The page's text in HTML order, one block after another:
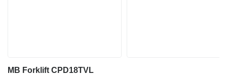
MB Forklift CPD18TVL